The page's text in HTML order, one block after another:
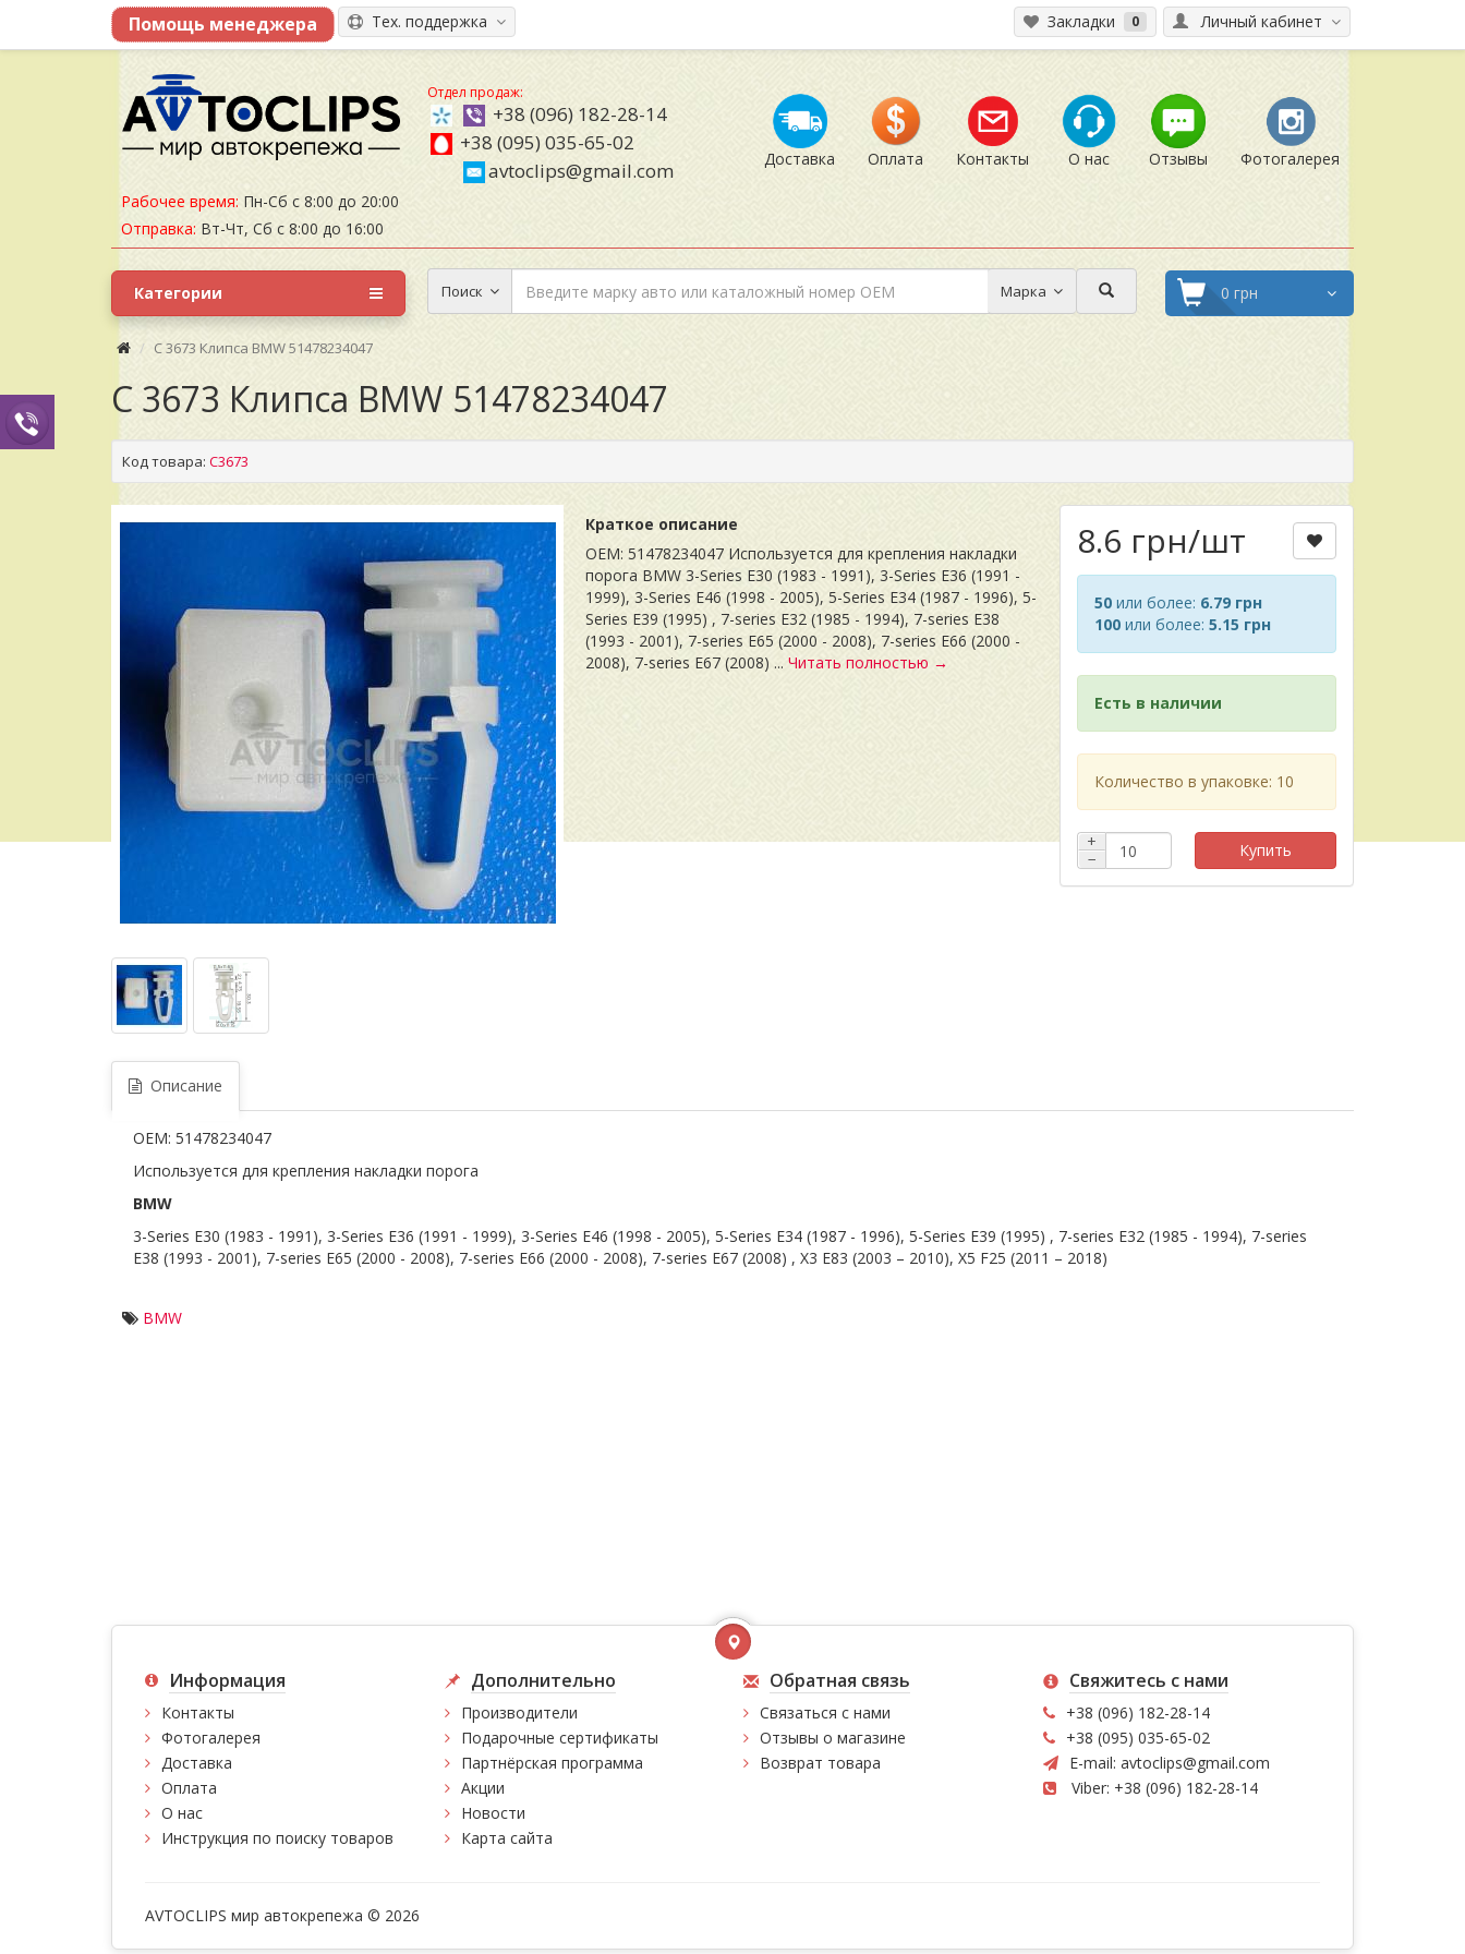
Личный кабинет
Тех. поддержка Закладки 0
Рабочее время: Пн-Сб с 8:00 до 20:00
Отправка: Вт-Чт, Сб с 8:00 до 16:00
Отдел продаж:
+38 (096) 182-28-14
+38 (095) 035-65-02
avtoclips@gmail.com
Доставка Оплата Контакты О нас Отзывы Фотогалерея
Поиск Марка 0 грн
Категории
C 3673 Клипса BMW 51478234047
C 3673 Клипса BMW 51478234047
Код товара: C3673
Краткое описание
OEM: 51478234047 Используется для крепления накладки
порога BMW 3-Series E30 (1983 - 1991), 3-Series E36 (1991 -
1999), 3-Series E46 (1998 - 2005), 5-Series E34 (1987 - 1996), 5-
Series E39 (1995) , 7-series E32 (1985 - 1994), 7-series E38
(1993 - 2001), 7-series E65 (2000 - 2008), 7-series E66 (2000 -
2008), 7-series E67 (2008) ... Читать полностью →
8.6 грн/шт
50 или более: 6.79 грн
100 или более: 5.15 грн
Есть в наличии
Количество в упаковке: 10
+
−
Купить
Описание
OEM: 51478234047
Используется для крепления накладки порога
BMW
3-Series E30 (1983 - 1991), 3-Series E36 (1991 - 1999), 3-Series E46 (1998 - 2005), 5-Series E34 (1987 - 1996), 5-Series E39 (1995) , 7-series E32 (1985 - 1994), 7-series
E38 (1993 - 2001), 7-series E65 (2000 - 2008), 7-series E66 (2000 - 2008), 7-series E67 (2008) , X3 E83 (2003 – 2010), X5 F25 (2011 – 2018)
BMW
Информация
Контакты
Фотогалерея
Доставка
Оплата
О нас
Инструкция по поиску товаров
Дополнительно
Производители
Подарочные сертификаты
Партнёрская программа
Акции
Новости
Карта сайта
Обратная связь
Связаться с нами
Отзывы о магазине
Возврат товара
Свяжитесь с нами
+38 (096) 182-28-14
+38 (095) 035-65-02
E-mail: avtoclips@gmail.com
Viber: +38 (096) 182-28-14
AVTOCLIPS мир автокрепежа © 2026